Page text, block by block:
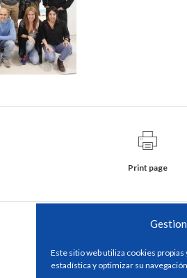
Este sitio web utiliza cookies
estadística y optimizar su
Print page